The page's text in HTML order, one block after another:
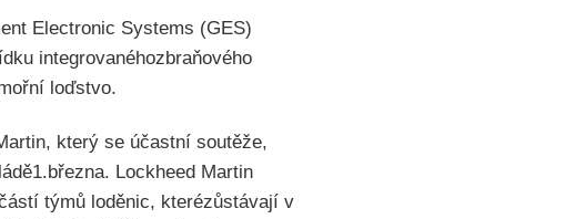
Electronic Systems (GES)
integrovanéhozbraňového
loďstvo.
který se účastní soutěže,
Lockheed Martin
týmů loděnic, kterézůstávají v